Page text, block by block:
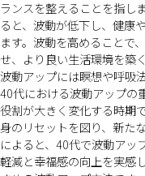
ランスを整えることを指し
ると、波動が低下し、健康
ます。波動を高めることで
せ、より良い生活環境を築
波動アップには瞑想や呼吸
40代における波動アップの
役割が大きく変化する時期
身のリセットを図り、新た
によると、40代で波動アッ
軽減と幸福感の向上を実感